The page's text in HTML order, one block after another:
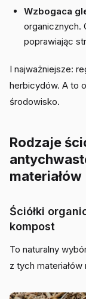
Wzbogaca
organicznych.
poprawiając
I najważniejsze:
herbicydów. A to
środowisko.
Rodzaje
materiałów
Ściółki
kompost
To naturalny
z tych